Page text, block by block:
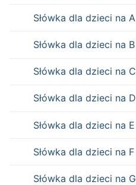
Słówka dla dzieci na A
Słówka dla dzieci na B
Słówka dla dzieci na C
Słówka dla dzieci na D
Słówka dla dzieci na E
Słówka dla dzieci na F
Słówka dla dzieci na G